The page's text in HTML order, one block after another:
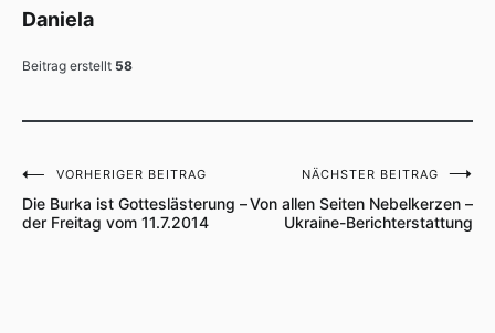
Daniela
Beitrag erstellt 58
Beitragsnavigation
VORHERIGER BEITRAG
Die Burka ist Gotteslästerung –
der Freitag vom 11.7.2014
NÄCHSTER BEITRAG
Von allen Seiten Nebelkerzen –
Ukraine-Berichterstattung